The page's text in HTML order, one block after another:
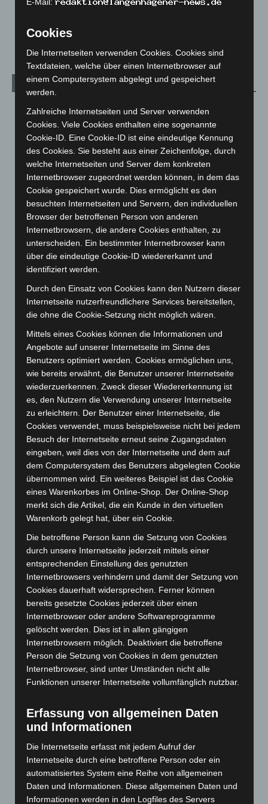
Welt
Archiv
August 2026 (12)
Juli 2026(73)
Juni 2026
(139)
Mai 2026 (99)
April 2026(99)
März 2026
(115)
Februar 2026 (109)
Januar 2026(122)
Dezember 2025(103)
November 2025(114)
Oktober 2025(112)
September 2025(93)
Juli 2025
(90)
Juni 2025(103)
Mai 2025(112)
April 2025(88)
März 2025(111)
Februar 2025(96)
Januar 2025(88)
Dezember 2024(89)
November 2024
(94)
Oktober 2024(93)
September 2024(112)
August 2024(107)
(89)
Juni 2024(107)
Mai 2024(149)
April 2024
März 2024(103)
Februar 2024(103)
Januar 2024(111)
Dezember 2023(130)
Oktober 2023(114)
August 2023 (134)
Juli 2023(118)
Juni 2023(142)
Cookies
Die Internetseiten verwenden Cookies. Cookies sind
Textdateien, welche über einen Internetbrowser auf
einem Computersystem abgelegt und gespeichert
werden.
Zahlreiche Internetseiten und Server verwenden
Cookies. Viele Cookies enthalten eine sogenannte
Cookie-ID. Eine Cookie-ID ist eine eindeutige Kennung
des Cookies. Sie besteht aus einer Zeichenfolge, durch
welche Internetseiten und Server dem konkreten
Internetbrowser zugeordnet werden können, in dem das
Cookie gespeichert wurde. Dies ermöglicht es den
besuchten Internetseiten und Servern, den individuellen
Browser der betroffenen Person von anderen
Internetbrowsern, die andere Cookies enthalten, zu
unterscheiden. Ein bestimmter Internetbrowser kann
über die eindeutige Cookie-ID wiedererkannt und
identifiziert werden.
Durch den Einsatz von Cookies kann den Nutzern dieser
Internetseite nutzerfreundlichere Services bereitstellen,
die ohne die Cookie-Setzung nicht möglich wären.
Mittels eines Cookies können die Informationen und
Angebote auf unserer Internetseite im Sinne des
Benutzers optimiert werden. Cookies ermöglichen uns,
wie bereits erwähnt, die Benutzer unserer Internetseite
wiederzuerkennen. Zweck dieser Wiedererkennung ist
es, den Nutzern die Verwendung unserer Internetseite
zu erleichtern. Der Benutzer einer Internetseite, die
Cookies verwendet, muss beispielsweise nicht bei jedem
Besuch der Internetseite erneut seine Zugangsdaten
eingeben, weil dies von der Internetseite und dem auf
dem Computersystem des Benutzers abgelegten Cookie
übernommen wird. Ein weiteres Beispiel ist das Cookie
eines Warenkorbes im Online-Shop. Der Online-Shop
merkt sich die Artikel, die ein Kunde in den virtuellen
Warenkorb gelegt hat, über ein Cookie.
Die betroffene Person kann die Setzung von Cookies
durch unsere Internetseite jederzeit mittels einer
entsprechenden Einstellung des genutzten
Internetbrowsers verhindern und damit der Setzung von
Cookies dauerhaft widersprechen. Ferner können
bereits gesetzte Cookies jederzeit über einen
Internetbrowser oder andere Softwareprogramme
gelöscht werden. Dies ist in allen gängigen
Internetbrowsern möglich. Deaktiviert die betroffene
Person die Setzung von Cookies in dem genutzten
Internetbrowser, sind unter Umständen nicht alle
Funktionen unserer Internetseite vollumfänglich nutzbar.
Erfassung von allgemeinen Daten
und Informationen
Die Internetseite erfasst mit jedem Aufruf der
Internetseite durch eine betroffene Person oder ein
automatisiertes System eine Reihe von allgemeinen
Daten und Informationen. Diese allgemeinen Daten und
Informationen werden in den Logfiles des Servers